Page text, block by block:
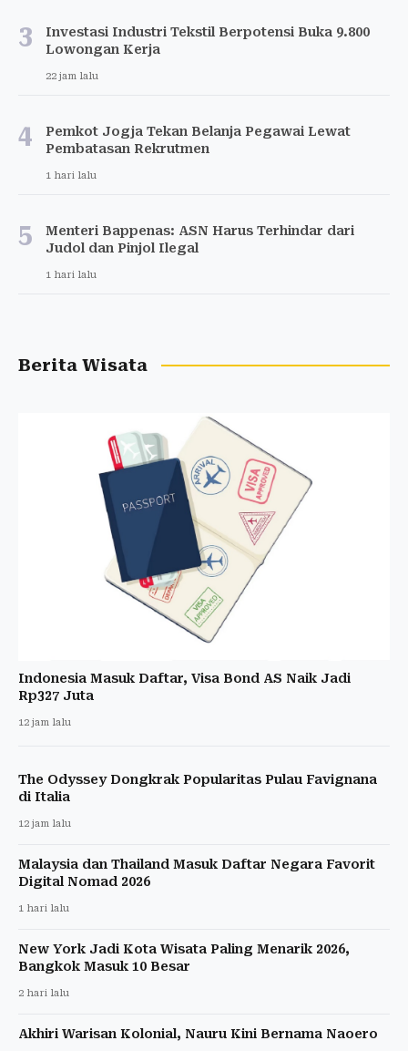
3
Investasi Industri Tekstil Berpotensi Buka 9.800
Lowongan Kerja
22 jam lalu
4
Pemkot Jogja Tekan Belanja Pegawai Lewat
Pembatasan Rekrutmen
1 hari lalu
5
Menteri Bappenas: ASN Harus Terhindar dari
Judol dan Pinjol Ilegal
1 hari lalu
Berita Wisata
Indonesia Masuk Daftar, Visa Bond AS Naik Jadi
Rp327 Juta
12 jam lalu
The Odyssey Dongkrak Popularitas Pulau Favignana
di Italia
12 jam lalu
Malaysia dan Thailand Masuk Daftar Negara Favorit
Digital Nomad 2026
1 hari lalu
New York Jadi Kota Wisata Paling Menarik 2026,
Bangkok Masuk 10 Besar
2 hari lalu
Akhiri Warisan Kolonial, Nauru Kini Bernama Naoero